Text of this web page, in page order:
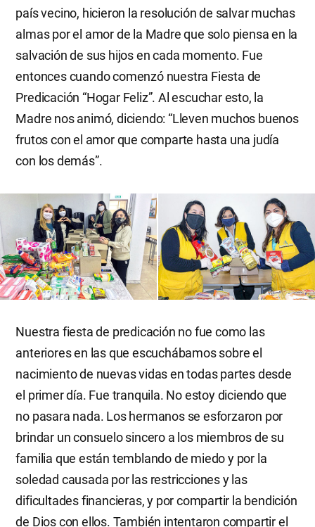
país vecino, hicieron la resolución de salvar muchas
almas por el amor de la Madre que solo piensa en la
salvación de sus hijos en cada momento. Fue
entonces cuando comenzó nuestra Fiesta de
Predicación “Hogar Feliz”. Al escuchar esto, la
Madre nos animó, diciendo: “Lleven muchos buenos
frutos con el amor que comparte hasta una judía
con los demás”.
Nuestra fiesta de predicación no fue como las
anteriores en las que escuchábamos sobre el
nacimiento de nuevas vidas en todas partes desde
el primer día. Fue tranquila. No estoy diciendo que
no pasara nada. Los hermanos se esforzaron por
brindar un consuelo sincero a los miembros de su
familia que están temblando de miedo y por la
soledad causada por las restricciones y las
dificultades financieras, y por compartir la bendición
de Dios con ellos. También intentaron compartir el